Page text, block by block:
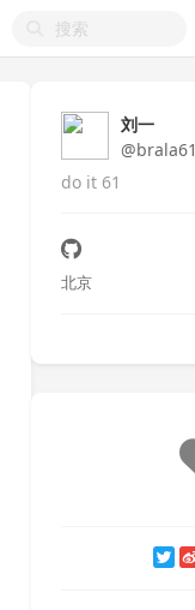
刘一
@brala61
do it 61
北京